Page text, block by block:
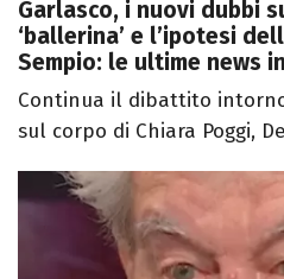
Garlasco, i nuovi dubbi
‘ballerina’ e l’ipotesi
Sempio: le ultime news
Continua il dibattito
sul corpo di Chiara Poggi,